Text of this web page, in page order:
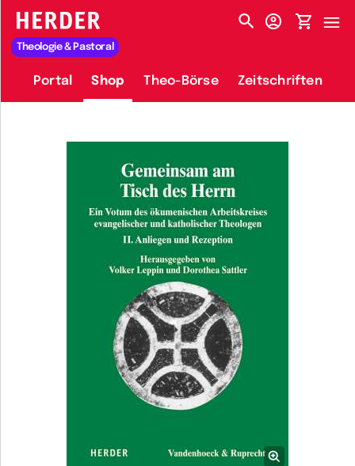
HERDER-MENÜ
Theologie & Pastoral
Portal Shop Theo-Börse Zeitschriften